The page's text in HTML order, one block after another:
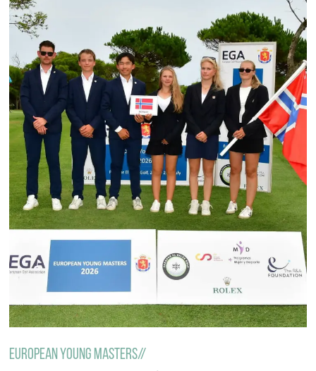
European young masters//